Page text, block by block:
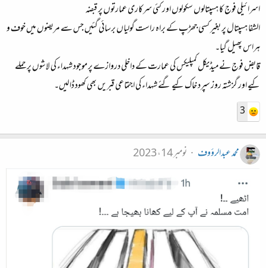
اسرائیلی فوج کا ہسپتالوں سکولوں اور کئی سرکاری عمارتوں پر قبضہ
الشفا ہسپتال پر بغیر کسی جھڑپ کے براہ راست گولیاں برسائی گئیں جس سے مریضوں میں خوف و
ہراس پھیل گیا۔
قابض فوج نے میڈیکل کمپلیکس کی عمارت کے داخلی دروازے پر موجود شہداء کی لاشوں پر حملے
کیے اور گزشتہ روز سپرد خاک کیے گئے شہداء کی اجتماعی قبریں بھی کھود ڈالیں۔
3
محمد عبدالرؤوف نومبر 14، 2023